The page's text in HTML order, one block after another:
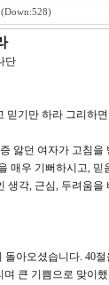
믿기만 하라 그리하
앓던 여자가 고침
매우 기뻐하시고,
각, 근심, 두려움
아오셨습니다. 40
큰 기쁨으로 맞이